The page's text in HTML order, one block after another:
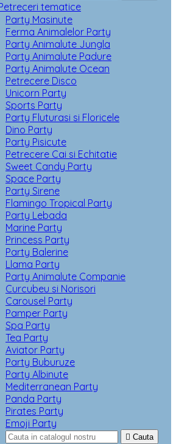
tematice
Party Masinute
Ferma Animalelor Party
Party Animalute Jungla
Party Animalute Padure
Party Animalute Ocean
Petrecere Disco
Unicorn Party
Sports Party
Party Fluturasi si Floricele
Dino Party
Party Pisicute
Petrecere Cai si Echitatie
Sweet Candy Party
Space Party
Party Sirene
Flamingo Tropical Party
Party Lebada
Marine Party
Princess Party
Party Balerine
Llama Party
Party Animalute Companie
Curcubeu si Norisori
Carousel Party
Pamper Party
Spa Party
Tea Party
Aviator Party
Party Buburuze
Party Albinute
Mediterranean Party
Panda Party
Pirates Party
Emoji Party
 Cauta